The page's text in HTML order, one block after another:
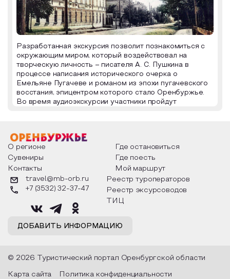
6. Смотровая площадка набережной реки
Урал
7. Музей истории Оренбурга (Гауптвахта)
Разработанная экскурсия позволит познакомиться с
окружающим миром, который воздействовал на
творческую личность – писателя А. С. Пушкина в
процессе написания исторического очерка о
Емельяне Пугачеве и романом из эпохи пугачевского
восстания, эпицентром которого стало Оренбуржье.
Во время аудиоэкскурсии участники пройдут
Оренбургского края визите и поможет экскурсантам
взглянуть на Оренбург глазами великого русского
поэта. Аудиоэкскурсия несет интерактивный характер,
который предполагает участие экскурсантов в
обсуждении предложенных им вопросов и работу с
наглядными пособиями «пушкинских мест», элемент
ролевой игры – проведение экскурсии от имени В. И.
Даля.
О регионе
Где остановиться
Сувениры
Где поесть
Контакты
Мой маршрут
ДОБАВИТЬ ИНФОРМАЦИЮ
travel@mb-orb.ru
+7 (3532) 32-37-47
Реестр туроператоров
Реестр эксурсоводов
ТИЦ
© 2026 Туристический портал Оренбургской области
Карта сайта Политика конфиденциальности